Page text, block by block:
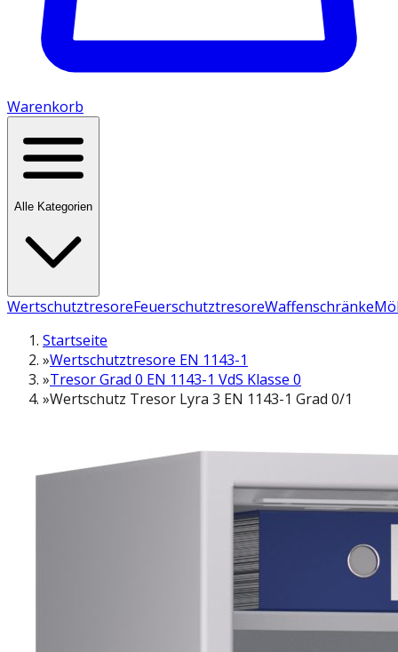
Warenkorb
Alle Kategorien
WertschutztresoreFeuerschutztresoreWaffenschränke
Startseite
»Wertschutztresore EN 1143-1
»Tresor Grad 0 EN 1143-1 VdS Klasse 0
»Wertschutz Tresor Lyra 3 EN 1143-1 Grad 0/1